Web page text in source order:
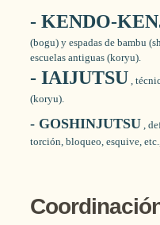
- KENDO-
(bogu) y espadas de bambu
escuelas antiguas (koryu).
- IAIJUTSU ,
(koryu).
- GOSHINJUTSU ,
torción, bloqueo, esquive,